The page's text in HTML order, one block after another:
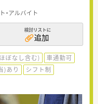
・アルバイト
検討リストに
追加
ぼなし含む)
車通勤可
)あり
シフト制